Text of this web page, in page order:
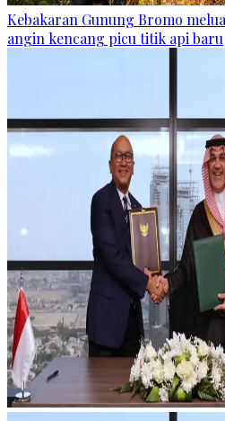
Kebakaran Gunung Bromo
angin kencang picu titik api baru